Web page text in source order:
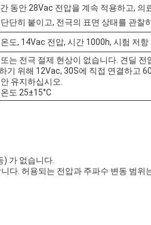
동안 28Vac 전압을 계속 적용하고, 의
단히 붙이고, 전극의 표면 상태를 관찰
도, 14Vac 전압, 시간 1000h, 시험 저항
는 전극 절제 현상이 없습니다. 견딜 전
기 위해 12Vac, 30S에 직접 연결하고
유지하십시오.
도 25±15°C
) 가 없습니다.
다. 허용되는 전압과 주파수 변동 범위